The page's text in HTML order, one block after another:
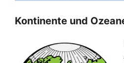
Kontinente und